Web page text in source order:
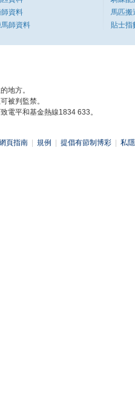
資料
師資料
馬匹搬
貼士指
地方。
被判監禁。
電平和基金熱線1834 633。
頁指南 規例 提倡有節制博彩 私